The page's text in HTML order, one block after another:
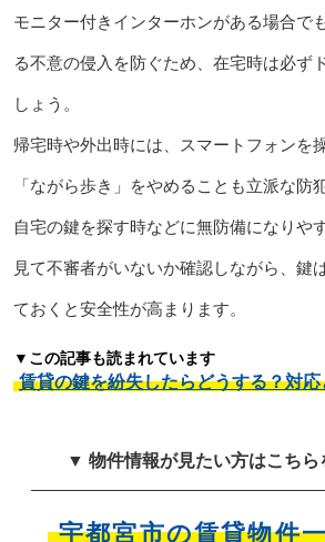
モニター付きインターホンがある場合で
る不意の侵入を防ぐため、在宅時は必ず
しょう。
帰宅時や外出時には、スマートフォンを
「ながら歩き」をやめることも立派な防
自宅の鍵を探す時などに無防備になりや
見て不審者がいないか確認しながら、鍵
ておくと安全性が高まります。
▼この記事も読まれています
賃貸の鍵を紛失したらどうする？対
▼ 物件情報が見たい方はこち
宇都宮市の賃貸物件